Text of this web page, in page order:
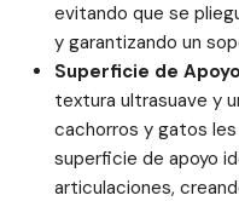
evitando que se
y garantizando un
Superficie de
textura ultrasuave y
cachorros y gatos
superficie de apoyo
articulaciones,